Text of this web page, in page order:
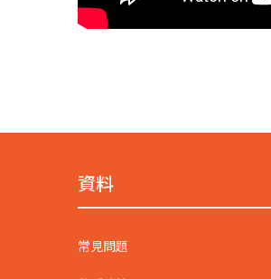
資料
常見問題